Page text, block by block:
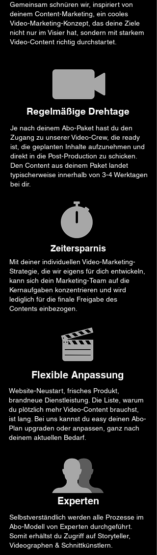
Gemeinsam schnüren wir, inspiriert von
deinem Content-Marketing, ein cooles
Video-Marketing-Konzept, das deine Ziele
nicht nur im Visier hat, sondern mit starkem
Video-Content richtig durchstartet.
Regelmäßige Drehtage
Je nach deinem Abo-Paket hast du den
Zugang zu unserer Video-Crew, die ready
ist, die geplanten Inhalte aufzunehmen und
direkt in die Post-Production zu schicken.
Den Content aus deinem Paket landet
typischerweise innerhalb von 3-4 Werktagen
bei dir.
Zeitersparnis
Mit deiner individuellen Video-Marketing-
Strategie, die wir eigens für dich entwickeln,
kann sich dein Marketing-Team auf die
Kernaufgaben konzentrieren und wird
lediglich für die finale Freigabe des
Contents einbezogen.
Flexible Anpassung
Website-Neustart, frisches Produkt,
brandneue Dienstleistung. Die Liste, warum
du plötzlich mehr Video-Content brauchst,
ist lang. Bei uns kannst du easy deinen Abo-
Plan upgraden oder anpassen, ganz nach
deinem aktuellen Bedarf.
Experten
Selbstverständlich werden alle Prozesse im
Abo-Modell von Experten durchgeführt.
Somit erhältst du Zugriff auf Storyteller,
Videographen & Schnittkünstlern.